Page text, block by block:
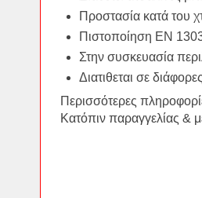
Πρoστασία κατά του
Πιστοποίηση ΕΝ
Στην συσκευασία
Διατιθεται σε
Περισσότερες
Κατόπιν παραγγελίας &